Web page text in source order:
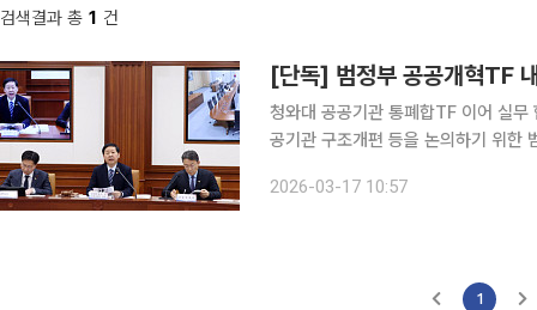
검색결과 총 1 건
청와대 공공기관 통폐합TF 이어 실무 협
공기관 구조개편 등을 논의하기 위한
이 취재를 종합하면 공공기관 운영을
2026-03-17 10:57
1